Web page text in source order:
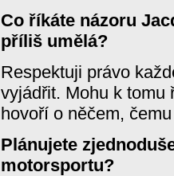
Co říkáte názoru
příliš umělá?
Respektuji právo
vyjádřit. Mohu k tomu
hovoří o něčem,
Plánujete
motorsportu?